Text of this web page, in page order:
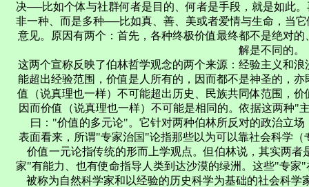
决──比如个体与社群何者是目的、何者是手段，就是如此
非一种、而是多种──比如真、善、美或者爱情与生命，当
意见。原因有两个：首先，各种终极价值最终都不是绝对
解是不同的。
这两个宣称反映了伯林哲学观念的两个来源：经验主义和
能超出经验范围，价值是人所有的，因而都不是神圣的，
值（说真理也一样）不可能超出历史、民族共同体范围，
因而价值（说真理也一样）不可能是相同的。依据这两种"
曰："价值的多元论"。它针对两种伯林所反对的政治立
表面看来，所谓"专家治国"论指那些以为可以靠社会科学
价值一元论指传统的形而上学观点。但伯林说，其实两
家"有能力、也有使命指导人类到达沙漠的绿洲。这些"专家
被称为自然科学家和以经验的历史科学为基础的社会科学